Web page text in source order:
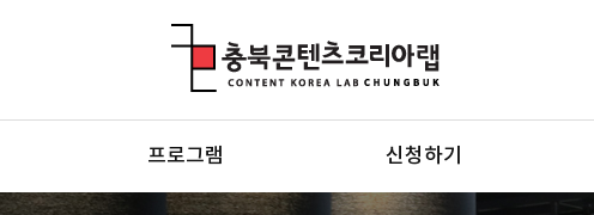
프로그램 신청하기